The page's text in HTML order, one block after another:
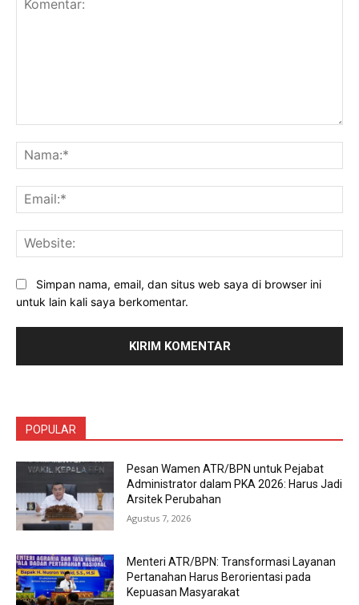
Simpan nama, email, dan situs web saya di browser ini
untuk lain kali saya berkomentar.
POPULAR
Pesan Wamen ATR/BPN untuk Pejabat
Administrator dalam PKA 2026: Harus Jadi
Arsitek Perubahan
Agustus 7, 2026
Menteri ATR/BPN: Transformasi Layanan
Pertanahan Harus Berorientasi pada
Kepuasan Masyarakat